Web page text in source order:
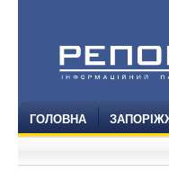
ГОЛОВНА